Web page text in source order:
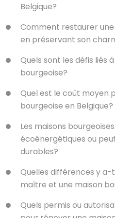
Belgique?
Comment restaurer
en préservant son
Quels sont les défis liés
bourgeoise?
Quel est le coût moyen
bourgeoise en Belgique?
Les maisons
écoénergétiques ou
durables?
Quelles différences y
maître et une maison
Quels permis ou